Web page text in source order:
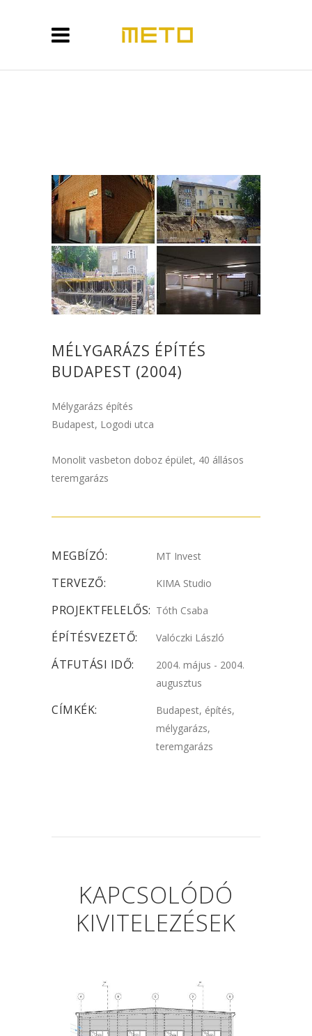
MÉLYGARÁZS ÉPÍTÉS
BUDAPEST (2004)
Mélygarázs építés
Budapest, Logodi utca
Monolit vasbeton doboz épület, 40 állásos
teremgarázs
MEGBÍZÓ: MT Invest
TERVEZŐ: KIMA Studio
PROJEKTFELELŐS: Tóth Csaba
ÉPÍTÉSVEZETŐ: Valóczki László
ÁTFUTÁSI IDŐ:
2004. május - 2004.
augusztus
CÍMKÉK:
Budapest, építés,
mélygarázs,
teremgarázs
KAPCSOLÓDÓ
KIVITELEZÉSEK